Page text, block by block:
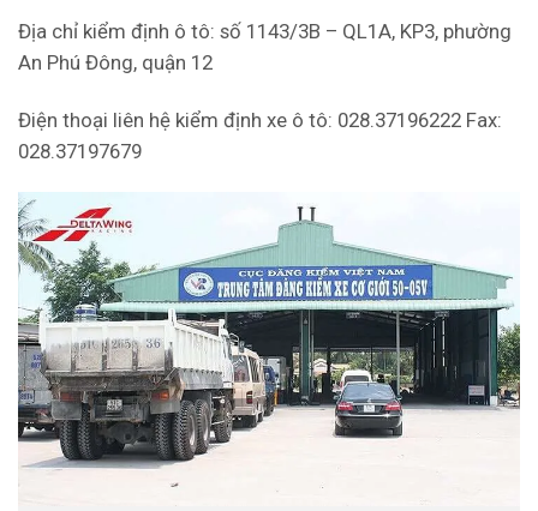
Địa chỉ kiểm định ô tô: số 1143/3B – QL1A, KP3, phường
An Phú Đông, quận 12
Điện thoại liên hệ kiểm định xe ô tô: 028.37196222 Fax:
028.37197679